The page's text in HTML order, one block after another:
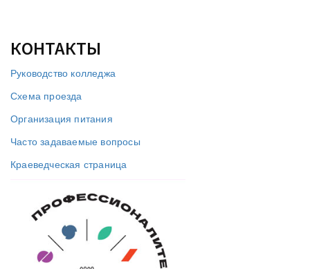
КОНТАКТЫ
Руководство колледжа
Схема проезда
Организация питания
Часто задаваемые вопросы
Краеведческая страница